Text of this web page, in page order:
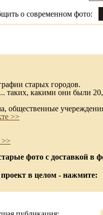
о современном фото:
старых городов.
какими они были 20,
общественные
>>
>>
фото с доставкой в
в целом - нажмите: